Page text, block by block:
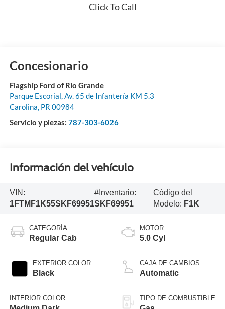
Click To Call
Concesionario
Flagship Ford of Rio Grande
Parque Escorial, Av. 65 de Infantería KM 5.3
Carolina, PR 00984
Servicio y piezas: 787-303-6026
Información del vehículo
VIN:
1FTMF1K55SKF69951
#Inventario:
SKF69951
Código del
Modelo: F1K
CATEGORÍA
Regular Cab
EXTERIOR COLOR
Black
INTERIOR COLOR
MOTOR
5.0 Cyl
CAJA DE CAMBIOS
Automatic
TIPO DE COMBUSTIBLE